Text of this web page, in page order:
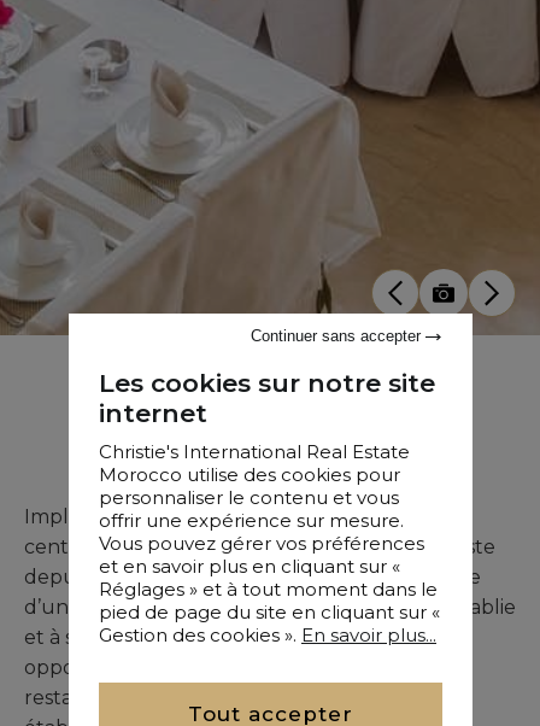
Restaurant Centre Ville Tanger OFM
Vente • Commerce •Tanger
Implanté dans un emplacement privilégié au
centre de Tanger, ce restaurant renommé existe
depuis 40 ans, propose 65 couverts et bénéficie
d’une clientèle fidèle. Grâce à sa réputation établie
et à sa rentabilité constante, il représente une
opportunité rare pour un investisseur ou un
restaurateur souhaitant acquérir un
Les cookies sur notre site
internet
Christie's International Real Estate
Morocco utilise des cookies pour
personnaliser le contenu et vous
offrir une expérience sur mesure.
Vous pouvez gérer vos préférences
et en savoir plus en cliquant sur «
Réglages » et à tout moment dans le
pied de page du site en cliquant sur «
Gestion des cookies ». En savoir plus...
Tout accepter
Continuer sans accepter